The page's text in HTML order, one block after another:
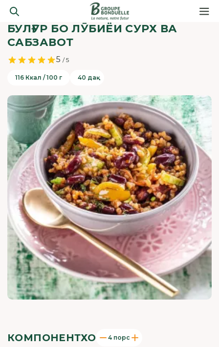
БУЛҒУР БО ЛӮБИЁИ СУРХ ВА
САБЗАВОТ
5 / 5
116 Ккал / 100 г 40 дақ
КОМПОНЕНТХО 4 порс